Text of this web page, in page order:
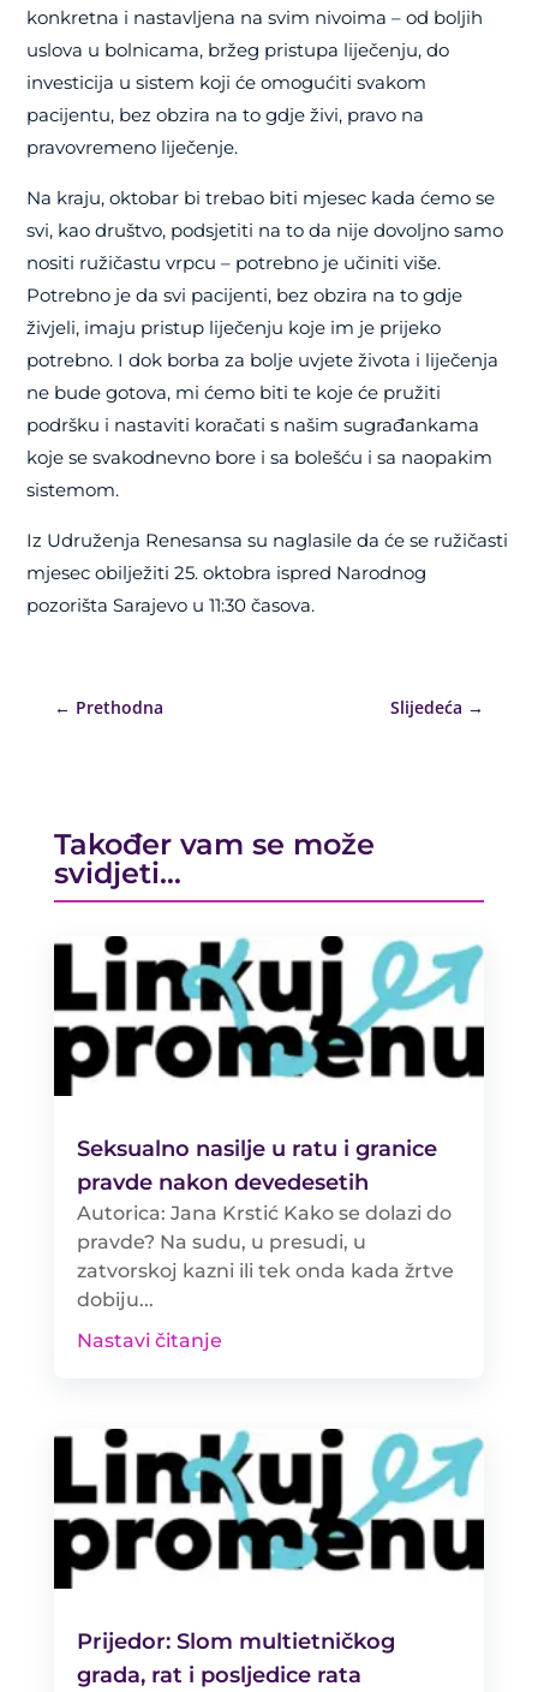
konkretna i nastavljena na svim nivoima – od boljih
uslova u bolnicama, bržeg pristupa liječenju, do
investicija u sistem koji će omogućiti svakom
pacijentu, bez obzira na to gdje živi, pravo na
pravovremeno liječenje.
Na kraju, oktobar bi trebao biti mjesec kada ćemo se
svi, kao društvo, podsjetiti na to da nije dovoljno samo
nositi ružičastu vrpcu – potrebno je učiniti više.
Potrebno je da svi pacijenti, bez obzira na to gdje
živjeli, imaju pristup liječenju koje im je prijeko
potrebno. I dok borba za bolje uvjete života i liječenja
ne bude gotova, mi ćemo biti te koje će pružiti
podršku i nastaviti koračati s našim sugrađankama
koje se svakodnevno bore i sa bolešću i sa naopakim
sistemom.
Iz Udruženja Renesansa su naglasile da će se ružičasti
mjesec obilježiti 25. oktobra ispred Narodnog
pozorišta Sarajevo u 11:30 časova.
← Prethodna Slijedeća →
Također vam se može
svidjeti…
Seksualno nasilje u ratu i granice
pravde nakon devedesetih
Autorica: Jana Krstić Kako se dolazi do
pravde? Na sudu, u presudi, u
zatvorskoj kazni ili tek onda kada žrtve
dobiju...
Nastavi čitanje
Prijedor: Slom multietničkog
grada, rat i posljedice rata